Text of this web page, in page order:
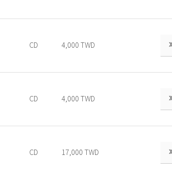
CD 4,000 TWD
CD 4,000 TWD
CD 17,000 TWD